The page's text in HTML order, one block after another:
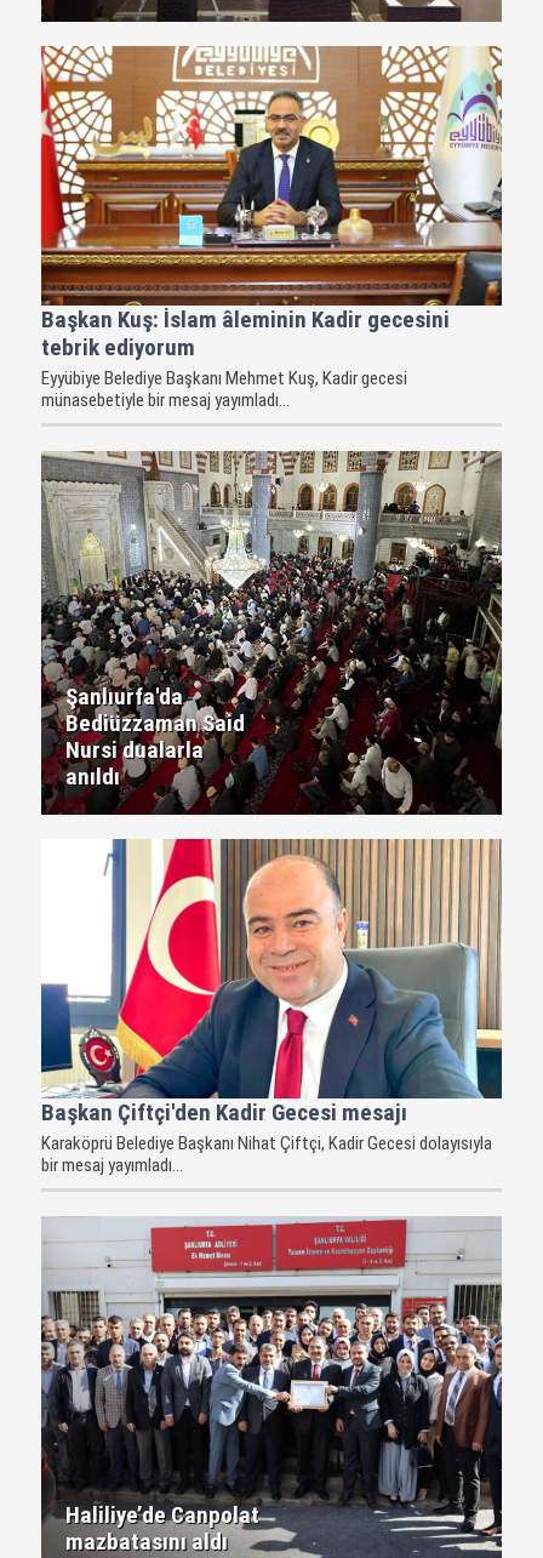
Başkan Kuş: İslam âleminin Kadir gecesini
tebrik ediyorum
Eyyübiye Belediye Başkanı Mehmet Kuş, Kadir gecesi
münasebetiyle bir mesaj yayımladı...
Şanlıurfa'da
Bediüzzaman Said
Nursi dualarla
anıldı
Başkan Çiftçi'den Kadir Gecesi mesajı
Karaköprü Belediye Başkanı Nihat Çiftçi, Kadir Gecesi dolayısıyla
bir mesaj yayımladı...
Haliliye’de Canpolat
mazbatasını aldı